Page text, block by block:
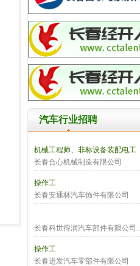
汽车行业招聘
机械工程师、非标设备装配电工
长春合心机械制造有限公司
操作工
长春安通林汽车饰件有限公司
长春科世得润汽车部件有限公司..
操作工
长春进发汽车零部件有限公司